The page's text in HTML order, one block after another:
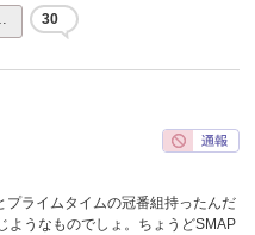
30
ライムタイムの冠番組持ったんだ
ようなものでしょ。ちょうどSMAP